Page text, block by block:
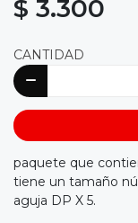
$ 3.300
CANTIDAD
paquete que
tiene un tamaño
aguja DP X 5.